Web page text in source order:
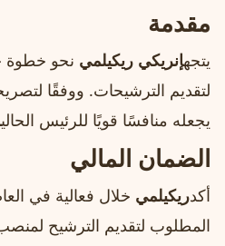
مقدمة
يتجهإنريكي ريكيلمي نحو خطوة
لتقديم الترشيحات. ووفقًا
يجعله منافسًا قويًا للرئيس الحالي
الضمان المالي
أكدريكيلمي خلال فعالية في
المطلوب لتقديم الترشيح